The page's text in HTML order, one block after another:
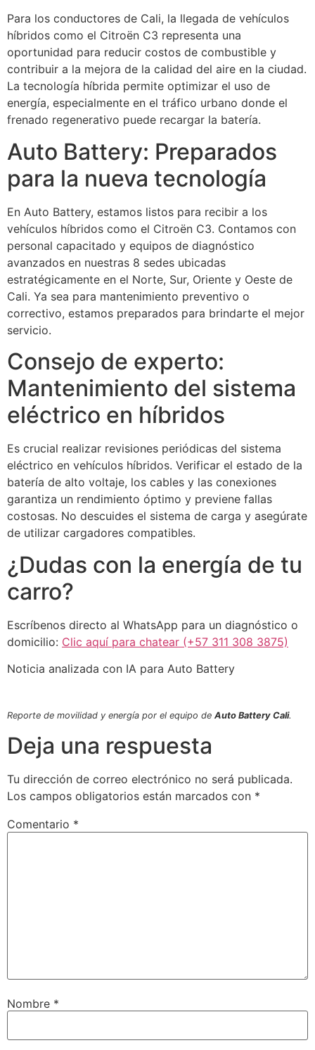
Para los conductores de Cali, la llegada de vehículos
híbridos como el Citroën C3 representa una
oportunidad para reducir costos de combustible y
contribuir a la mejora de la calidad del aire en la ciudad.
La tecnología híbrida permite optimizar el uso de
energía, especialmente en el tráfico urbano donde el
frenado regenerativo puede recargar la batería.
Auto Battery: Preparados
para la nueva tecnología
En Auto Battery, estamos listos para recibir a los
vehículos híbridos como el Citroën C3. Contamos con
personal capacitado y equipos de diagnóstico
avanzados en nuestras 8 sedes ubicadas
estratégicamente en el Norte, Sur, Oriente y Oeste de
Cali. Ya sea para mantenimiento preventivo o
correctivo, estamos preparados para brindarte el mejor
servicio.
Consejo de experto:
Mantenimiento del sistema
eléctrico en híbridos
Es crucial realizar revisiones periódicas del sistema
eléctrico en vehículos híbridos. Verificar el estado de la
batería de alto voltaje, los cables y las conexiones
garantiza un rendimiento óptimo y previene fallas
costosas. No descuides el sistema de carga y asegúrate
de utilizar cargadores compatibles.
¿Dudas con la energía de tu
carro?
Escríbenos directo al WhatsApp para un diagnóstico o
domicilio: Clic aquí para chatear (+57 311 308 3875)
Noticia analizada con IA para Auto Battery
Reporte de movilidad y energía por el equipo de Auto Battery Cali.
Deja una respuesta
Tu dirección de correo electrónico no será publicada.
Los campos obligatorios están marcados con *
Comentario *
Nombre *